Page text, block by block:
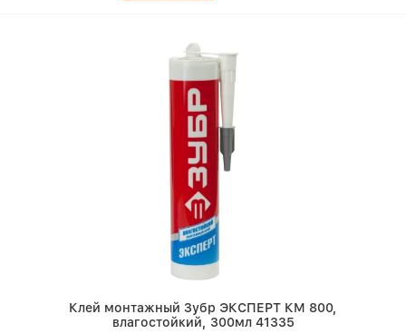
Клей монтажный Зубр ЭКСПЕРТ КМ 800,
влагостойкий, 300мл 41335